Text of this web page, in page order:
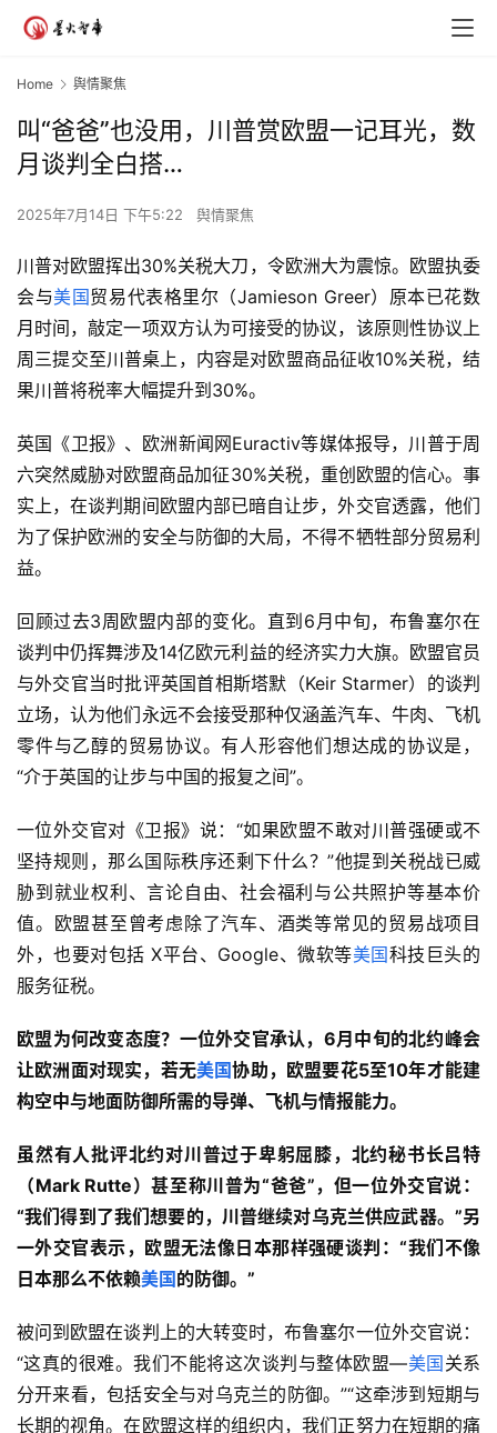
Home 舆情聚焦
叫“爸爸”也没用，川普赏欧盟一记耳光，数
月谈判全白搭…
2025年7月14日 下午5:22 舆情聚焦
川普对欧盟挥出30%关税大刀，令欧洲大为震惊。欧盟执委
会与美国贸易代表格里尔（Jamieson Greer）原本已花数
月时间，敲定一项双方认为可接受的协议，该原则性协议上
周三提交至川普桌上，内容是对欧盟商品征收10%关税，结
果川普将税率大幅提升到30%。
英国《卫报》、欧洲新闻网Euractiv等媒体报导，川普于周
六突然威胁对欧盟商品加征30%关税，重创欧盟的信心。事
实上，在谈判期间欧盟内部已暗自让步，外交官透露，他们
为了保护欧洲的安全与防御的大局，不得不牺牲部分贸易利
益。
回顾过去3周欧盟内部的变化。直到6月中旬，布鲁塞尔在
谈判中仍挥舞涉及14亿欧元利益的经济实力大旗。欧盟官员
与外交官当时批评英国首相斯塔默（Keir Starmer）的谈判
立场，认为他们永远不会接受那种仅涵盖汽车、牛肉、飞机
零件与乙醇的贸易协议。有人形容他们想达成的协议是，
“介于英国的让步与中国的报复之间”。
一位外交官对《卫报》说：“如果欧盟不敢对川普强硬或不
坚持规则，那么国际秩序还剩下什么？”他提到关税战已威
胁到就业权利、言论自由、社会福利与公共照护等基本价
值。欧盟甚至曾考虑除了汽车、酒类等常见的贸易战项目
外，也要对包括 X平台、Google、微软等美国科技巨头的
服务征税。
欧盟为何改变态度？一位外交官承认，6月中旬的北约峰会
让欧洲面对现实，若无美国协助，欧盟要花5至10年才能建
构空中与地面防御所需的导弹、飞机与情报能力。
虽然有人批评北约对川普过于卑躬屈膝，北约秘书长吕特
（Mark Rutte）甚至称川普为“爸爸”，但一位外交官说：
“我们得到了我们想要的，川普继续对乌克兰供应武器。”另
一外交官表示，欧盟无法像日本那样强硬谈判：“我们不像
日本那么不依赖美国 的防御。”
被问到欧盟在谈判上的大转变时，布鲁塞尔一位外交官说：
“这真的很难。我们不能将这次谈判与整体欧盟—美国 关系
分开来看，包括安全与对乌克兰的防御。”“这牵涉到短期与
长期的视角。在欧盟这样的组织内，我们正努力在短期的痛